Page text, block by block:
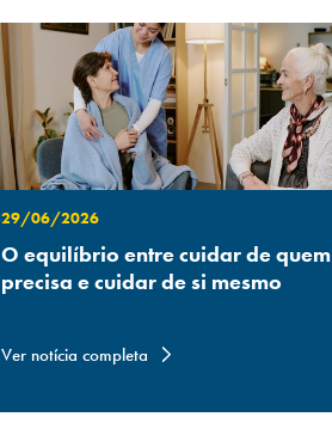
29/06/2026
O equilíbrio entre cuidar de quem
precisa e cuidar de si mesmo
Ver notícia completa